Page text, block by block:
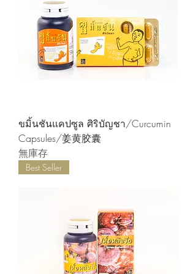
ขมิ้นชันแคปซูล ศิริบัญชา/Curcumin
Capsules/姜黄胶囊
無庫存
Best Seller